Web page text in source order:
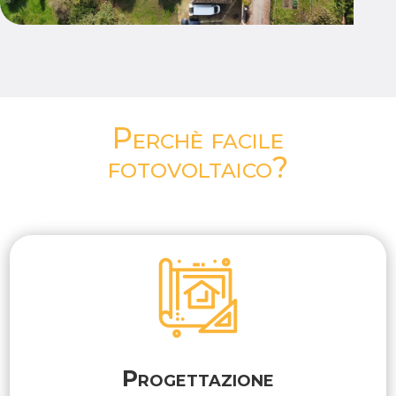
Perchè facile
fotovoltaico?
Progettazione